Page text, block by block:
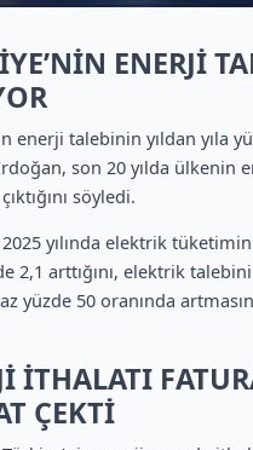
ENERJİ
enerji talebinin yıldan yıla
son 20 yılda ülkenin
söyledi.
yılında elektrik
2,1 arttığını, elektrik
yüzde 50 oranında
İTHALATI
ÇEKTİ